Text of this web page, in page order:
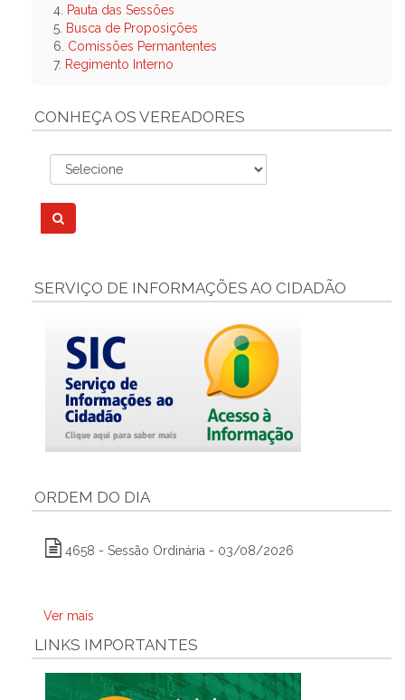
4. Pauta das Sessões
5. Busca de Proposições
6. Comissões Permantentes
7. Regimento Interno
CONHEÇA OS VEREADORES
SERVIÇO DE INFORMAÇÕES AO CIDADÃO
ORDEM DO DIA
4658 - Sessão Ordinária - 03/08/2026
Ver mais
LINKS IMPORTANTES